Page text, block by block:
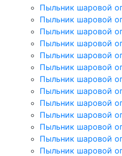
Пыльник шаровой
Пыльник шаровой
Пыльник шаровой
Пыльник шаровой
Пыльник шаровой
Пыльник шаровой
Пыльник шаровой
Пыльник шаровой
Пыльник шаровой
Пыльник шаровой
Пыльник шаровой
Пыльник шаровой
Пыльник шаровой